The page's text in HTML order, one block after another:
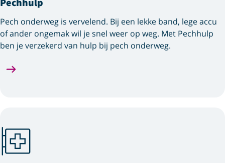
Pech onderweg is vervelend. Bij een lekke band, lege accu
of ander ongemak wil je snel weer op weg. Met Pechhulp
ben je verzekerd van hulp bij pech onderweg.